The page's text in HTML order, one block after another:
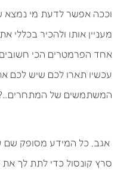
וככה אפשר לדעת מי נמצא
מעניין אותו ולהכיר בכללי
עכשיו תארו לכם שיש לכם
המשתמשים של
אגב, כל המידע מסופק שם על
סרץ קונסול כדי לתת לך